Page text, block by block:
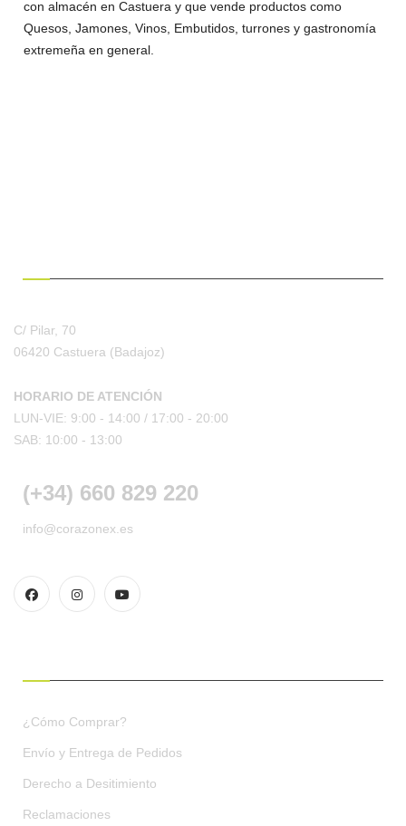
con almacén en Castuera y que vende productos como
Quesos, Jamones, Vinos, Embutidos, turrones y gastronomía
extremeña en general.
C/ Pilar, 70
06420 Castuera (Badajoz)
HORARIO DE ATENCIÓN
LUN-VIE: 9:00 - 14:00 / 17:00 - 20:00
SAB: 10:00 - 13:00
(+34) 660 829 220
info@corazonex.es
¿Cómo Comprar?
Envío y Entrega de Pedidos
Derecho a Desitimiento
Reclamaciones